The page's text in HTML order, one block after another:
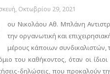
Οκτωβρίου 29, 2021
ου Νικολάου Αθ. Μπλάνη
την οργανωτική και
μέρους κάποιων
του καθήκοντος, όταν οι
δηλώσεις, που προκαλούν